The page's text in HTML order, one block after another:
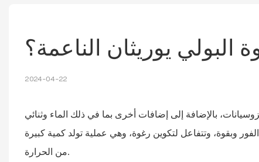
يوريثان الناعمة؟
2024-04-22
بالإضافة إلى إضافات أخرى بما في ذلك الماء وثنائي
وبقوة، وتتفاعل لتكوين رغوة، وهي عملية تولد كمية كبيرة
من الحرارة.